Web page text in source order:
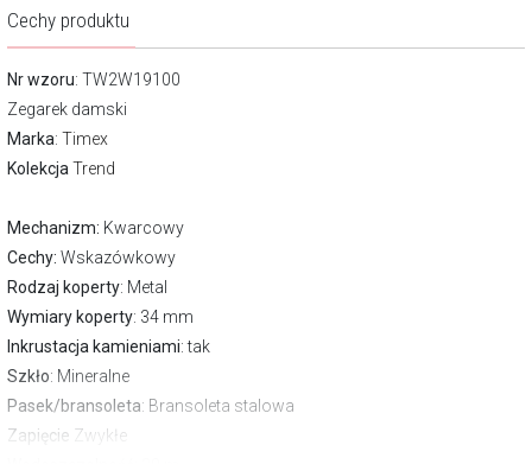
Cechy produktu
Nr wzoru: TW2W19100
Zegarek damski
Marka: Timex
Kolekcja Trend
Mechanizm: Kwarcowy
Cechy: Wskazówkowy
Rodzaj koperty: Metal
Wymiary koperty: 34 mm
Inkrustacja kamieniami: tak
Szkło: Mineralne
Pasek/bransoleta: Bransoleta stalowa
Zapięcie Zwykłe